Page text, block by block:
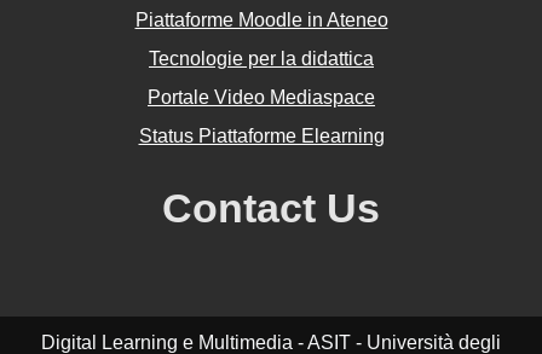
Piattaforme Moodle in Ateneo
Tecnologie per la didattica
Portale Video Mediaspace
Status Piattaforme Elearning
Contact Us
Digital Learning e Multimedia - ASIT - Università degli